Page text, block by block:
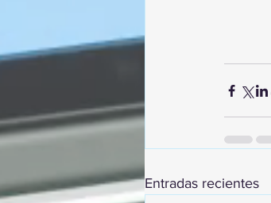
Entradas recientes